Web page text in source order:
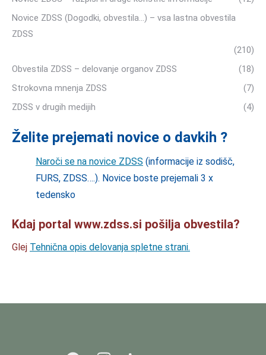
Novice ZDSS (Dogodki, obvestila…) – vsa lastna obvestila
ZDSS
(210)
Obvestila ZDSS – delovanje organov ZDSS
(18)
Strokovna mnenja ZDSS
(7)
ZDSS v drugih medijih
(4)
Želite prejemati novice o davkih ?
Naroči se na novice ZDSS (informacije iz sodišč,
FURS, ZDSS….). Novice boste prejemali 3 x
tedensko
Kdaj portal www.zdss.si pošilja obvestila?
Glej Tehnična opis delovanja spletne strani.